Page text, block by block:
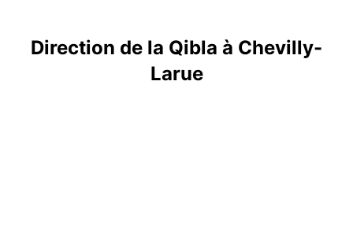
Direction de la Qibla à Chevilly-
Larue